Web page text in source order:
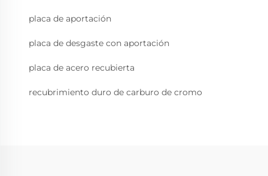
placa de aportación
placa de desgaste con aportación
placa de acero recubierta
recubrimiento duro de carburo de cromo